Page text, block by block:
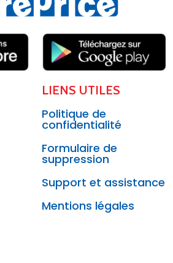
LIENS UTILES
Politique de
confidentialité
Formulaire de
suppression
Support et assistance
Mentions légales